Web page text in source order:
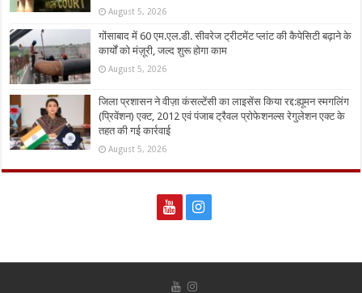
August 5, 2026
गोंसाबाद में 60 एम.एल.डी. सीवरेज ट्रीटमेंट प्लांट की कैपेसिटी बढ़ाने के
कार्यों को मंज़ूरी, जल्द शुरू होगा काम
August 5, 2026
जिला प्रशासन ने वीज़ा कंसल्टेंसी का लाइसेंस किया रद्द:ह्यूमन स्मगलिंग
(प्रिवेंशन) एक्ट, 2012 एवं पंजाब ट्रैवल प्रोफेशनल्स रेगुलेशन एक्ट के
तहत की गई कार्रवाई
August 5, 2026